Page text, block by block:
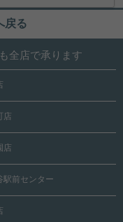
戻る
全店で承ります
店
店
駅前センター